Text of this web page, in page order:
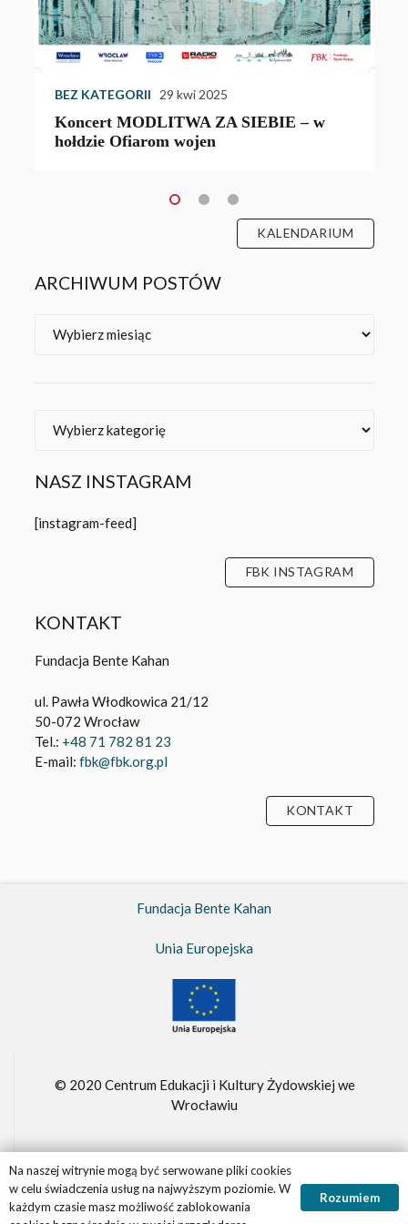
BEZ KATEGORII 29 kwi 2025
Koncert MODLITWA ZA SIEBIE – w
hołdzie Ofiarom wojen
ul.
KALENDARIUM
ARCHIWUM POSTÓW
NASZ INSTAGRAM
[instagram-feed]
FBK INSTAGRAM
KONTAKT
Fundacja Bente Kahan
ul. Pawła Włodkowica 21/12
50-072 Wrocław
Tel.: +48 71 782 81 23
E-mail: fbk@fbk.org.pl
KONTAKT
Fundacja Bente Kahan
Unia Europejska
© 2020 Centrum Edukacji i Kultury Żydowskiej we
Wrocławiu
Fundacja Bente Kahan –FBK.org.pl
Realizacja witrynyPanther.software
Na naszej witrynie mogą być serwowane pliki cookies
w celu świadczenia usług na najwyższym poziomie. W
każdym czasie masz możliwość zablokowania
Rozumiem